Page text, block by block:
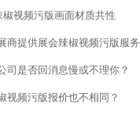
椒视频污版画面材质共性
商提供展会辣椒视频污版服务
是否回消息慢或不理你？
频污版报价也不相同？